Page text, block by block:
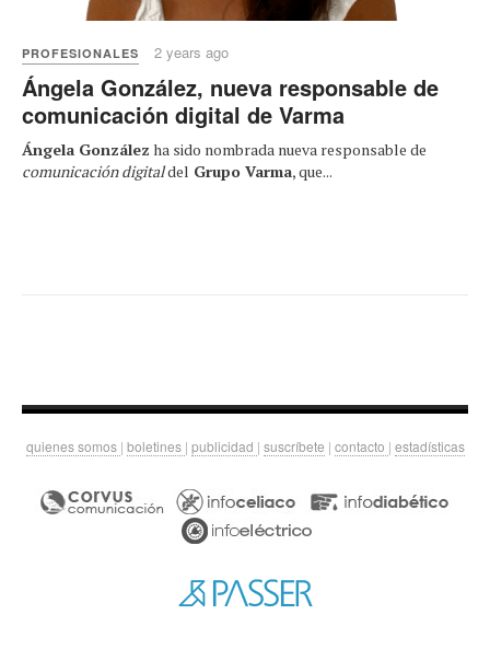
PROFESIONALES 2 years ago
Ángela González, nueva responsable de
comunicación digital de Varma
Ángela González ha sido nombrada nueva responsable de
comunicación digitaldel Grupo Varma, que...
quienes somos | boletines | publicidad | suscríbete | contacto | estadísticas